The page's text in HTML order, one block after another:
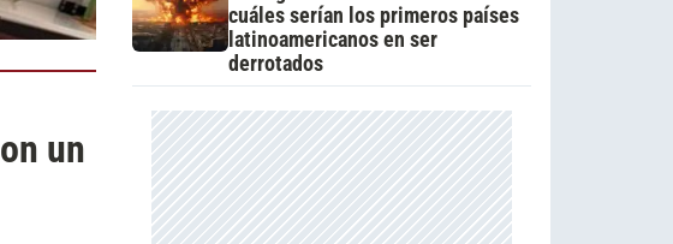
un
cuáles serían los primeros países
latinoamericanos en ser
derrotados